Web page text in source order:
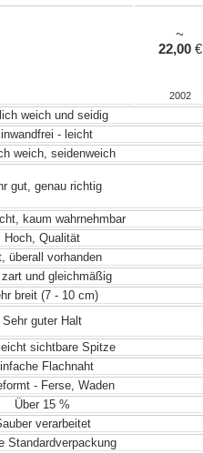
~
22,00€
2002
weich und seidig
- leicht
weich, seidenweich
gut, genau richtig
kaum wahrnehmbar
Hoch, Qualität
überall vorhanden
und gleichmäßig
breit (7 - 10 cm)
Sehr guter Halt
sichtbare Spitze
Flachnaht
- Ferse, Waden
Über 15 %
verarbeitet
Standardverpackung